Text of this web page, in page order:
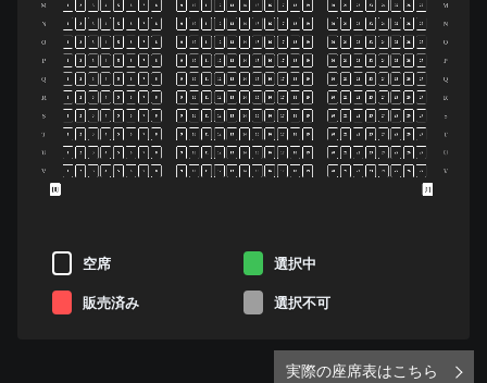
M
N
O
P
Q
R
S
T
U
V
M
N
O
P
Q
R
S
T
U
V
1 2 4 5 6 7 8 9 10 11 12 13 14 15 16 17 18 19 20 21 22 23 24 25 26 27
1 2 4 5 6 7 8 9 10 11 12 13 14 16 17 18 19 20 21 22 23 24 25 26 27
1 2 5 6 7 8 9 10 11 12 13 14 16 17 18 19 20 21 22 23 24 25 26 27
2 3 5 7 9 10 12 13 14 15 16 17 19 20 21 22 23 24 25 26 27
2 3 4 5 7 9 10 11 12 13 14 15 16 17 19 20 21 22 23 24 25 26 27
2 3 4 5 6 7 9 10 11 12 13 14 15 16 17 19 20 21 22 23 24 25 26 27
1 2 3 4 5 6 7 9 10 11 12 13 14 15 16 17 18 19 20 21 22 23 24 25 26
2 3 4 5 6 7 9 10 11 12 13 14 15 16 17 18 19 20 21 22 23 24 25 26 27
2 3 4 5 6 7 9 10 11 12 13 14 15 16 17 18 19 20 21 22 23 24 25 26 27
1 2 4 5 6 7 8 9 10 11 12 13 14 15 16 17 18 19 20 21 22 23 24 25 26 27
空席 選択中
販売済み 選択不可
実際の座席表はこちら